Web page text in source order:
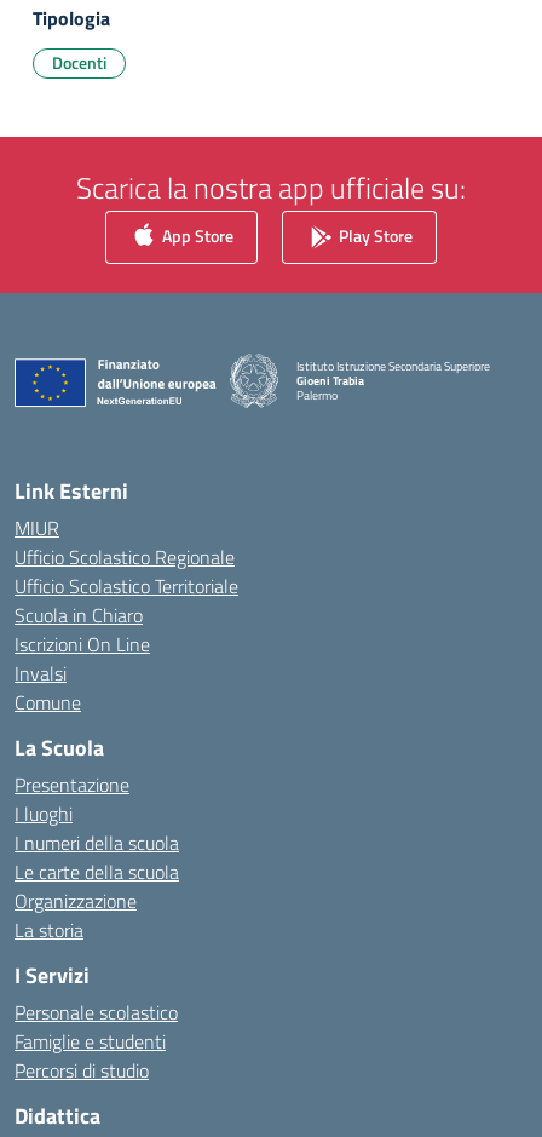
Tipologia
Docenti
Scarica la nostra app ufficiale su:
App Store Play Store
Istituto Istruzione Secondaria Superiore
Gioeni Trabia
Palermo
Link Esterni
MIUR
Ufficio Scolastico Regionale
Ufficio Scolastico Territoriale
Scuola in Chiaro
Iscrizioni On Line
Invalsi
Comune
La Scuola
Presentazione
I luoghi
I numeri della scuola
Le carte della scuola
Organizzazione
La storia
I Servizi
Personale scolastico
Famiglie e studenti
Percorsi di studio
Didattica